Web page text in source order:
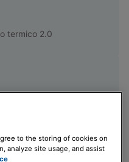
termico 2.0
to the storing of cookies on
analyze site usage, and assist